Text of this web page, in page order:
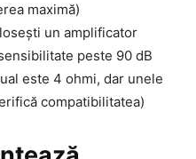
maximă)
un amplificator
peste 90 dB
este 4 ohmi, dar unele
compatibilitatea)